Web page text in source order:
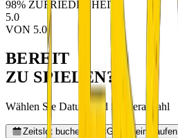
98% ZUFRIEDENHEIT
5.0
VON 5.0
BEREIT
ZU SPIELEN?
Wählen Sie Datum und Spieleranzahl
Zeitslot buchen Gutschein kaufen